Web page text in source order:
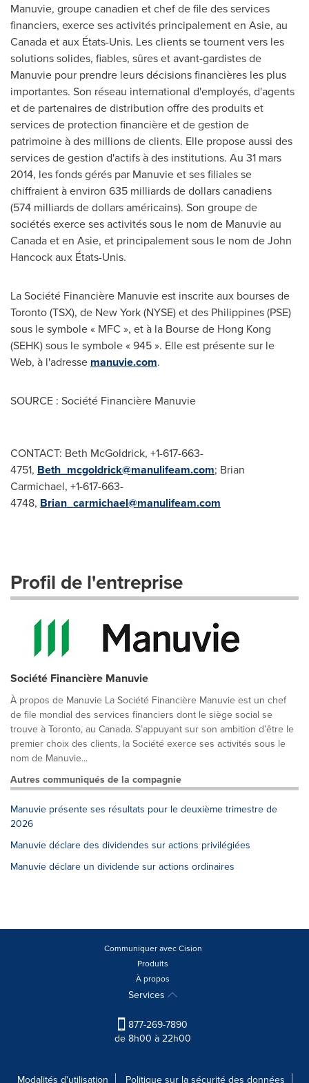
Manuvie, groupe canadien et chef de file des services
financiers, exerce ses activités principalement en Asie, au
Canadaet aux États-Unis. Les clients se tournent vers les
solutions solides, fiables, sûres et avant-gardistes de
Manuvie pour prendre leurs décisions financières les plus
importantes. Son réseau international d'employés, d'agents
et de partenaires de distribution offre des produits et
services de protection financière et de gestion de
patrimoine à des millions de clients. Elle propose aussi des
services de gestion d'actifs à des institutions. Au 31 mars
2014, les fonds gérés par Manuvie et ses filiales se
chiffraient à environ 635 milliards de dollars canadiens
(574 milliards de dollars américains). Son groupe de
sociétés exerce ses activités sous le nom de Manuvie au
Canadaet en Asie, et principalement sous le nom deJohn
Hancockaux États-Unis.
La Société Financière Manuvie est inscrite aux bourses de
Toronto(TSX), de New York(NYSE) et des Philippines(PSE)
sous le symbole « MFC », et à la Bourse de Hong Kong
(SEHK) sous le symbole « 945 ». Elle est présente sur le
Web, à l'adresse manuvie.com.
SOURCE : Société Financière Manuvie
CONTACT: Beth McGoldrick, +1-617-663-
4751, Beth_mcgoldrick@manulifeam.com; Brian
Carmichael, +1-617-663-
4748, Brian_carmichael@manulifeam.com
Profil de l'entreprise
Société Financière Manuvie
À propos de Manuvie La Société Financière Manuvie est un chef
de file mondial des services financiers dont le siège social se
trouve à Toronto, au Canada. S’appuyant sur son ambition d’être le
premier choix des clients, la Société exerce ses activités sous le
nom de Manuvie...
Autres communiqués de la compagnie
Manuvie présente ses résultats pour le deuxième trimestre de
2026
Manuvie déclare des dividendes sur actions privilégiées
Manuvie déclare un dividende sur actions ordinaires
Communiquer avec Cision
Produits
À propos
Services
877-269-7890
de 8h00 à 22h00
Modalités d'utilisation Politique sur la sécurité des données